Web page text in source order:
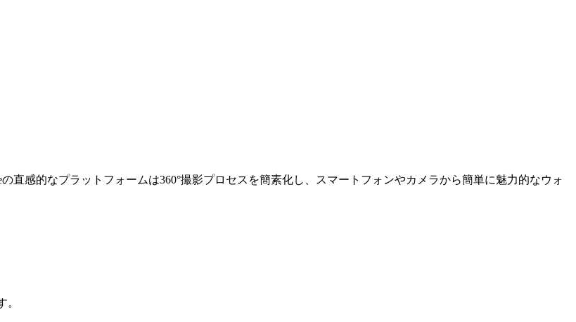
直感的なプラットフォームは360°撮影プロセスを簡素化し、スマートフォンやカメラから簡単に魅力的なウォ
。